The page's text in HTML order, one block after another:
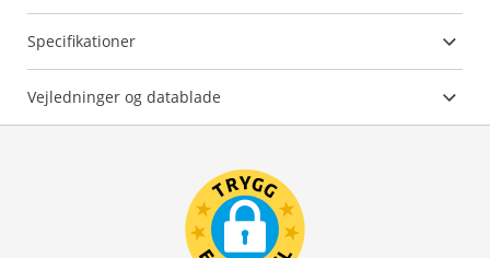
Specifikationer
Vejledninger og datablade